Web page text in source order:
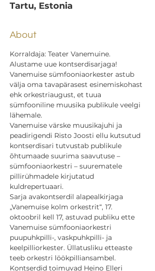
Tartu, Estonia
About
Korraldaja: Teater Vanemuine.
Alustame uue kontserdisarjaga!
Vanemuise sümfooniaorkester astub
välja oma tavapärasest esinemiskohast
ehk orkestriaugust, et tuua
sümfooniline muusika publikule veelgi
lähemale.
Vanemuise värske muusikajuhi ja
peadirigendi Risto Joosti ellu kutsutud
kontserdisari tutvustab publikule
õhtumaade suurima saavutuse –
sümfooniaorkestri – suurematele
pillirühmadele kirjutatud
kuldrepertuaari.
Sarja avakontserdil alapealkirjaga
„Vanemuise kolm orkestrit“, 17.
oktoobril kell 17, astuvad publiku ette
Vanemuise sümfooniaorkestri
puupuhkpilli-, vaskpuhkpilli- ja
keelpilliorkester. Üllatusliku etteaste
teeb orkestri löökpilliansambel.
Kontserdid toimuvad Heino Elleri